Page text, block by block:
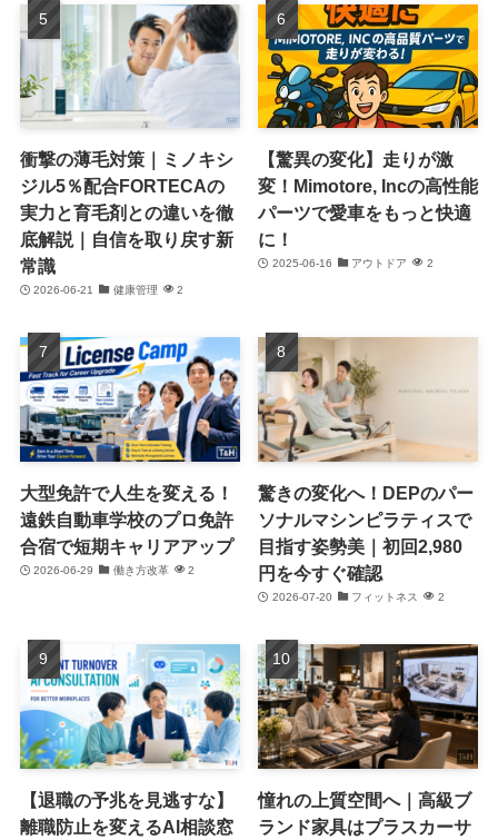
衝撃の薄毛対策｜ミノキシ
ジル5％配合FORTECAの
実力と育毛剤との違いを徹
底解説｜自信を取り戻す新
常識
2026-06-21 健康管理 2
【驚異の変化】走りが激
変！Mimotore, Incの高性能
パーツで愛車をもっと快適
に！
2025-06-16 アウトドア 2
大型免許で人生を変える！
遠鉄自動車学校のプロ免許
合宿で短期キャリアアップ
2026-06-29 働き方改革 2
驚きの変化へ！DEPのパー
ソナルマシンピラティスで
目指す姿勢美｜初回2,980
円を今すぐ確認
2026-07-20 フィットネス 2
【退職の予兆を見逃すな】
離職防止を変えるAI相談窓
憧れの上質空間へ｜高級ブ
ランド家具はプラスカーサ